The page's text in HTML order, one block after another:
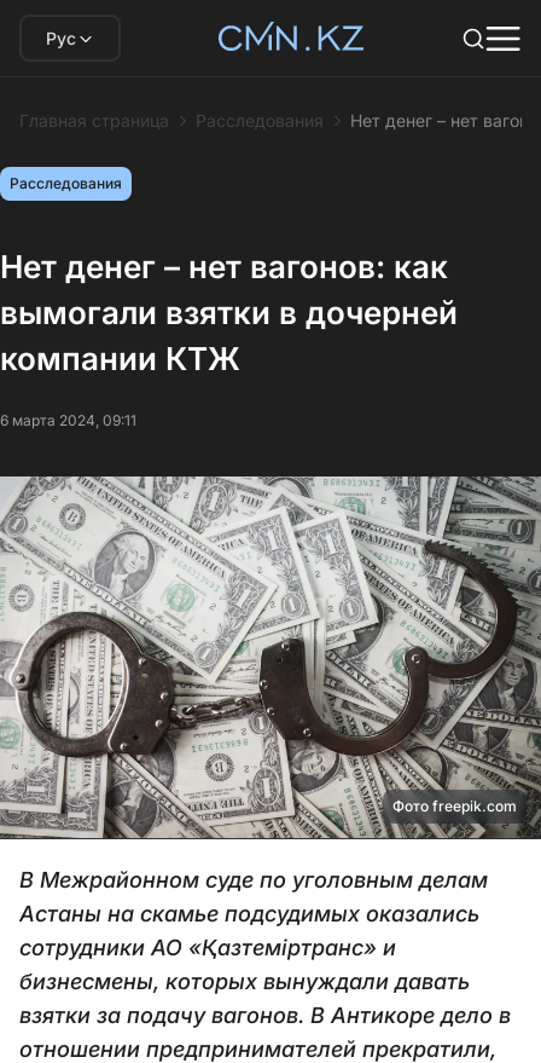
Рус
Главная страница Расследования Нет денег – нет
Расследования
Нет денег – нет вагонов: как
вымогали взятки в дочерней
компании КТЖ
6 марта 2024, 09:11
Фото freepik.com
В Межрайонном суде по уголовным делам
Астаны на скамье подсудимых оказались
сотрудники АО «Қазтеміртранс» и
бизнесмены, которых вынуждали давать
взятки за подачу вагонов. В Антикоре дело в
отношении предпринимателей прекратили,